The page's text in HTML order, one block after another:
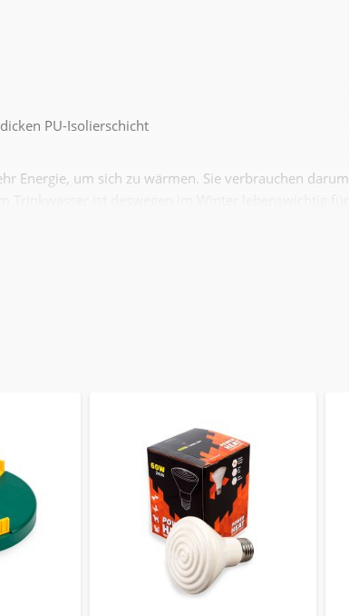
PU-Isolierschicht
Energie, um sich zu wärmen. Sie verbrauchen darum
Fassungsvermögen? Sehen Sie sich dann die